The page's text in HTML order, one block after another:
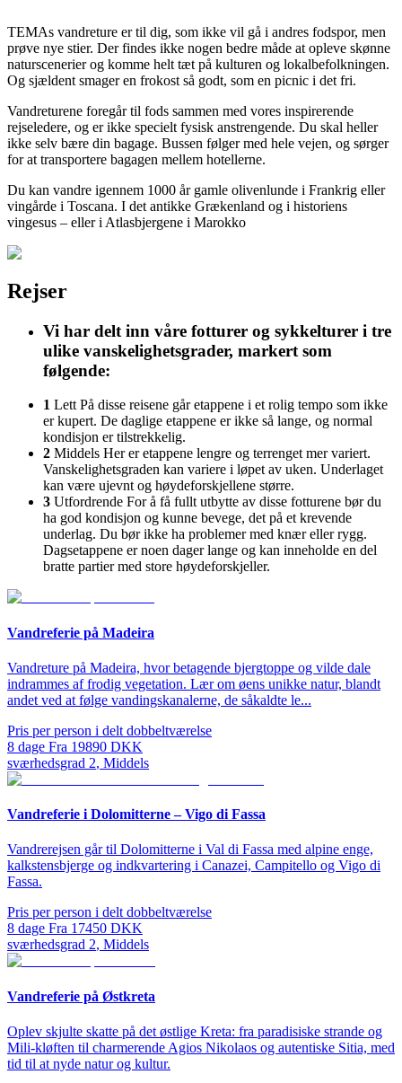
TEMAs vandreture er til dig, som ikke vil gå i andres fodspor, men
prøve nye stier. Der findes ikke nogen bedre måde at opleve skønne
naturscenerier og komme helt tæt på kulturen og lokalbefolkningen.
Og sjældent smager en frokost så godt, som en picnic i det fri.
Vandreturene foregår til fods sammen med vores inspirerende
rejseledere, og er ikke specielt fysisk anstrengende. Du skal heller
ikke selv bære din bagage. Bussen følger med hele vejen, og sørger
for at transportere bagagen mellem hotellerne.
Du kan vandre igennem 1000 år gamle olivenlunde i Frankrig eller
vingårde i Toscana. I det antikke Grækenland og i historiens
vingesus – eller i Atlasbjergene i Marokko
Rejser
Vi har delt inn våre fotturer og sykkelturer i tre
ulike vanskelighetsgrader, markert som
følgende:
1 Lett På disse reisene går etappene i et rolig tempo som ikke
er kupert. De daglige etappene er ikke så lange, og normal
kondisjon er tilstrekkelig.
2 Middels Her er etappene lengre og terrenget mer variert.
Vanskelighetsgraden kan variere i løpet av uken. Underlaget
kan være ujevnt og høydeforskjellene større.
3 Utfordrende For å få fullt utbytte av disse fotturene bør du
ha god kondisjon og kunne bevege, det på et krevende
underlag. Du bør ikke ha problemer med knær eller rygg.
Dagsetappene er noen dager lange og kan inneholde en del
bratte partier med store høydeforskjeller.
Vandreferie på Madeira
Vandreture på Madeira, hvor betagende bjergtoppe og vilde dale
indrammes af frodig vegetation. Lær om øens unikke natur, blandt
andet ved at følge vandingskanalerne, de såkaldte le...
Pris per person i delt dobbeltværelse
8 dage Fra 19890 DKK
sværhedsgrad 2, Middels
Vandreferie i Dolomitterne – Vigo di Fassa
Vandrerejsen går til Dolomitterne i Val di Fassa med alpine enge,
kalkstensbjerge og indkvartering i Canazei, Campitello og Vigo di
Fassa.
Pris per person i delt dobbeltværelse
8 dage Fra 17450 DKK
sværhedsgrad 2, Middels
Vandreferie på Østkreta
Oplev skjulte skatte på det østlige Kreta: fra paradisiske strande og
Mili-kløften til charmerende Agios Nikolaos og autentiske Sitia, med
tid til at nyde natur og kultur.